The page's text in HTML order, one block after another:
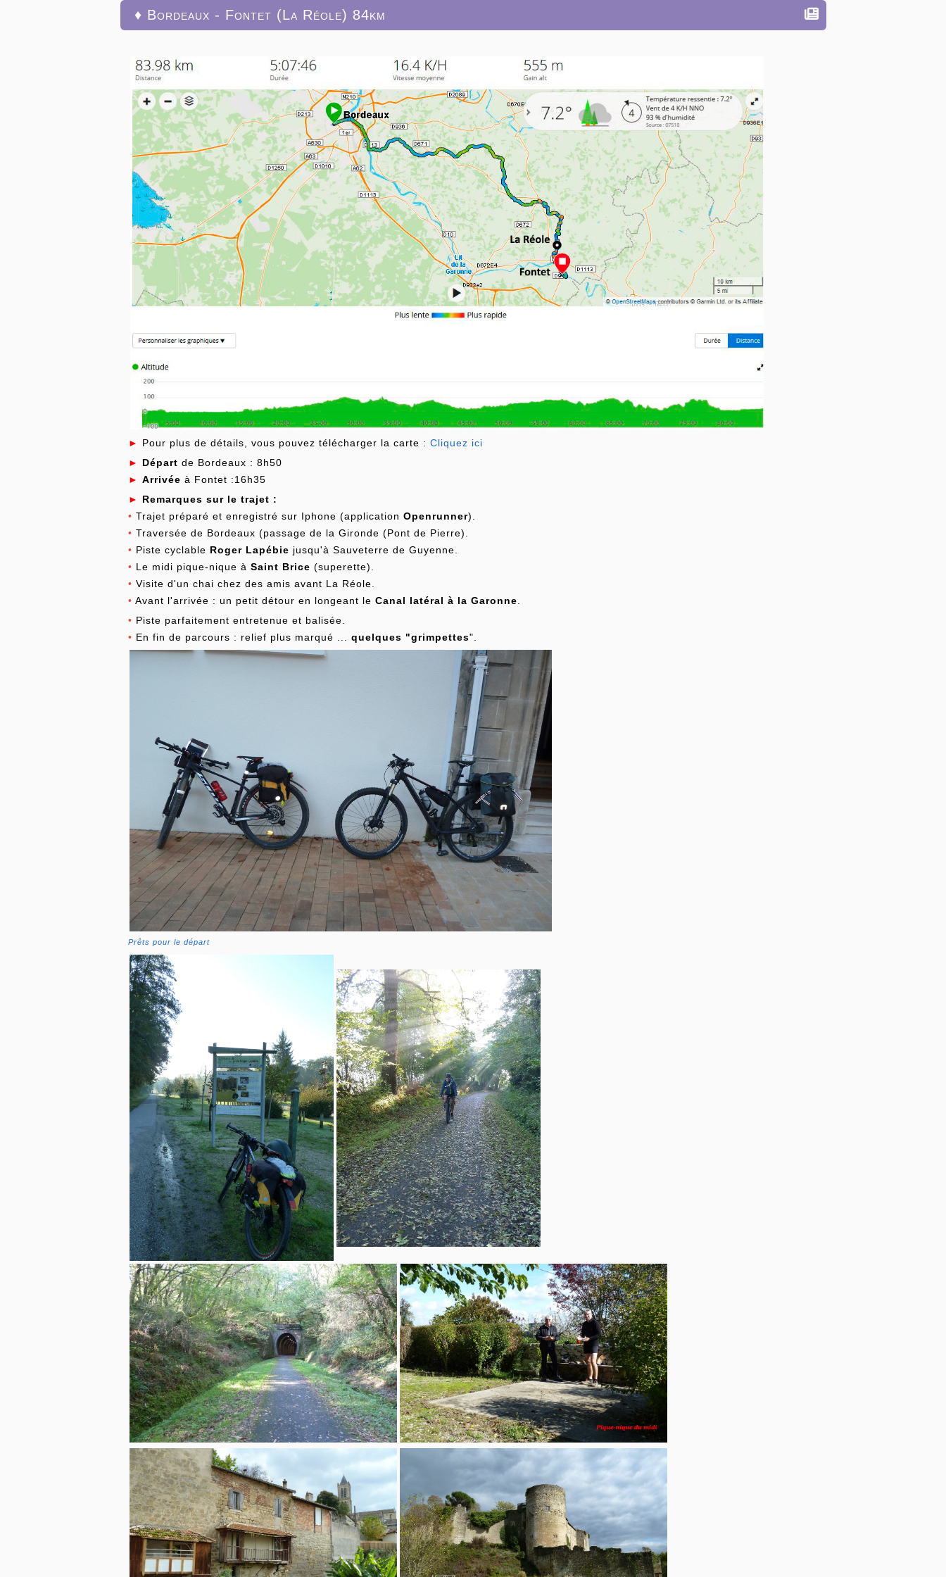
♦ Bordeaux - Fontet (La Réole) 84km
► Pour plus de détails, vous pouvez télécharger la carte : Cliquez ici
► Départ de Bordeaux : 8h50
► Arrivée à Fontet :16h35
► Remarques sur le trajet :
• Trajet préparé et enregistré sur Iphone (application Openrunner).
• Traversée de Bordeaux (passage de la Gironde (Pont de Pierre).
• Piste cyclable Roger Lapébie jusqu'à Sauveterre de Guyenne.
• Le midi pique-nique à Saint Brice (superette).
• Visite d'un chai chez des amis avant La Réole.
• Avant l'arrivée : un petit détour en longeant le Canal latéral à la Garonne
• Piste parfaitement entretenue et balisée.
• En fin de parcours : relief plus marqué ... quelques "grimpettes".
Prêts pour le départ